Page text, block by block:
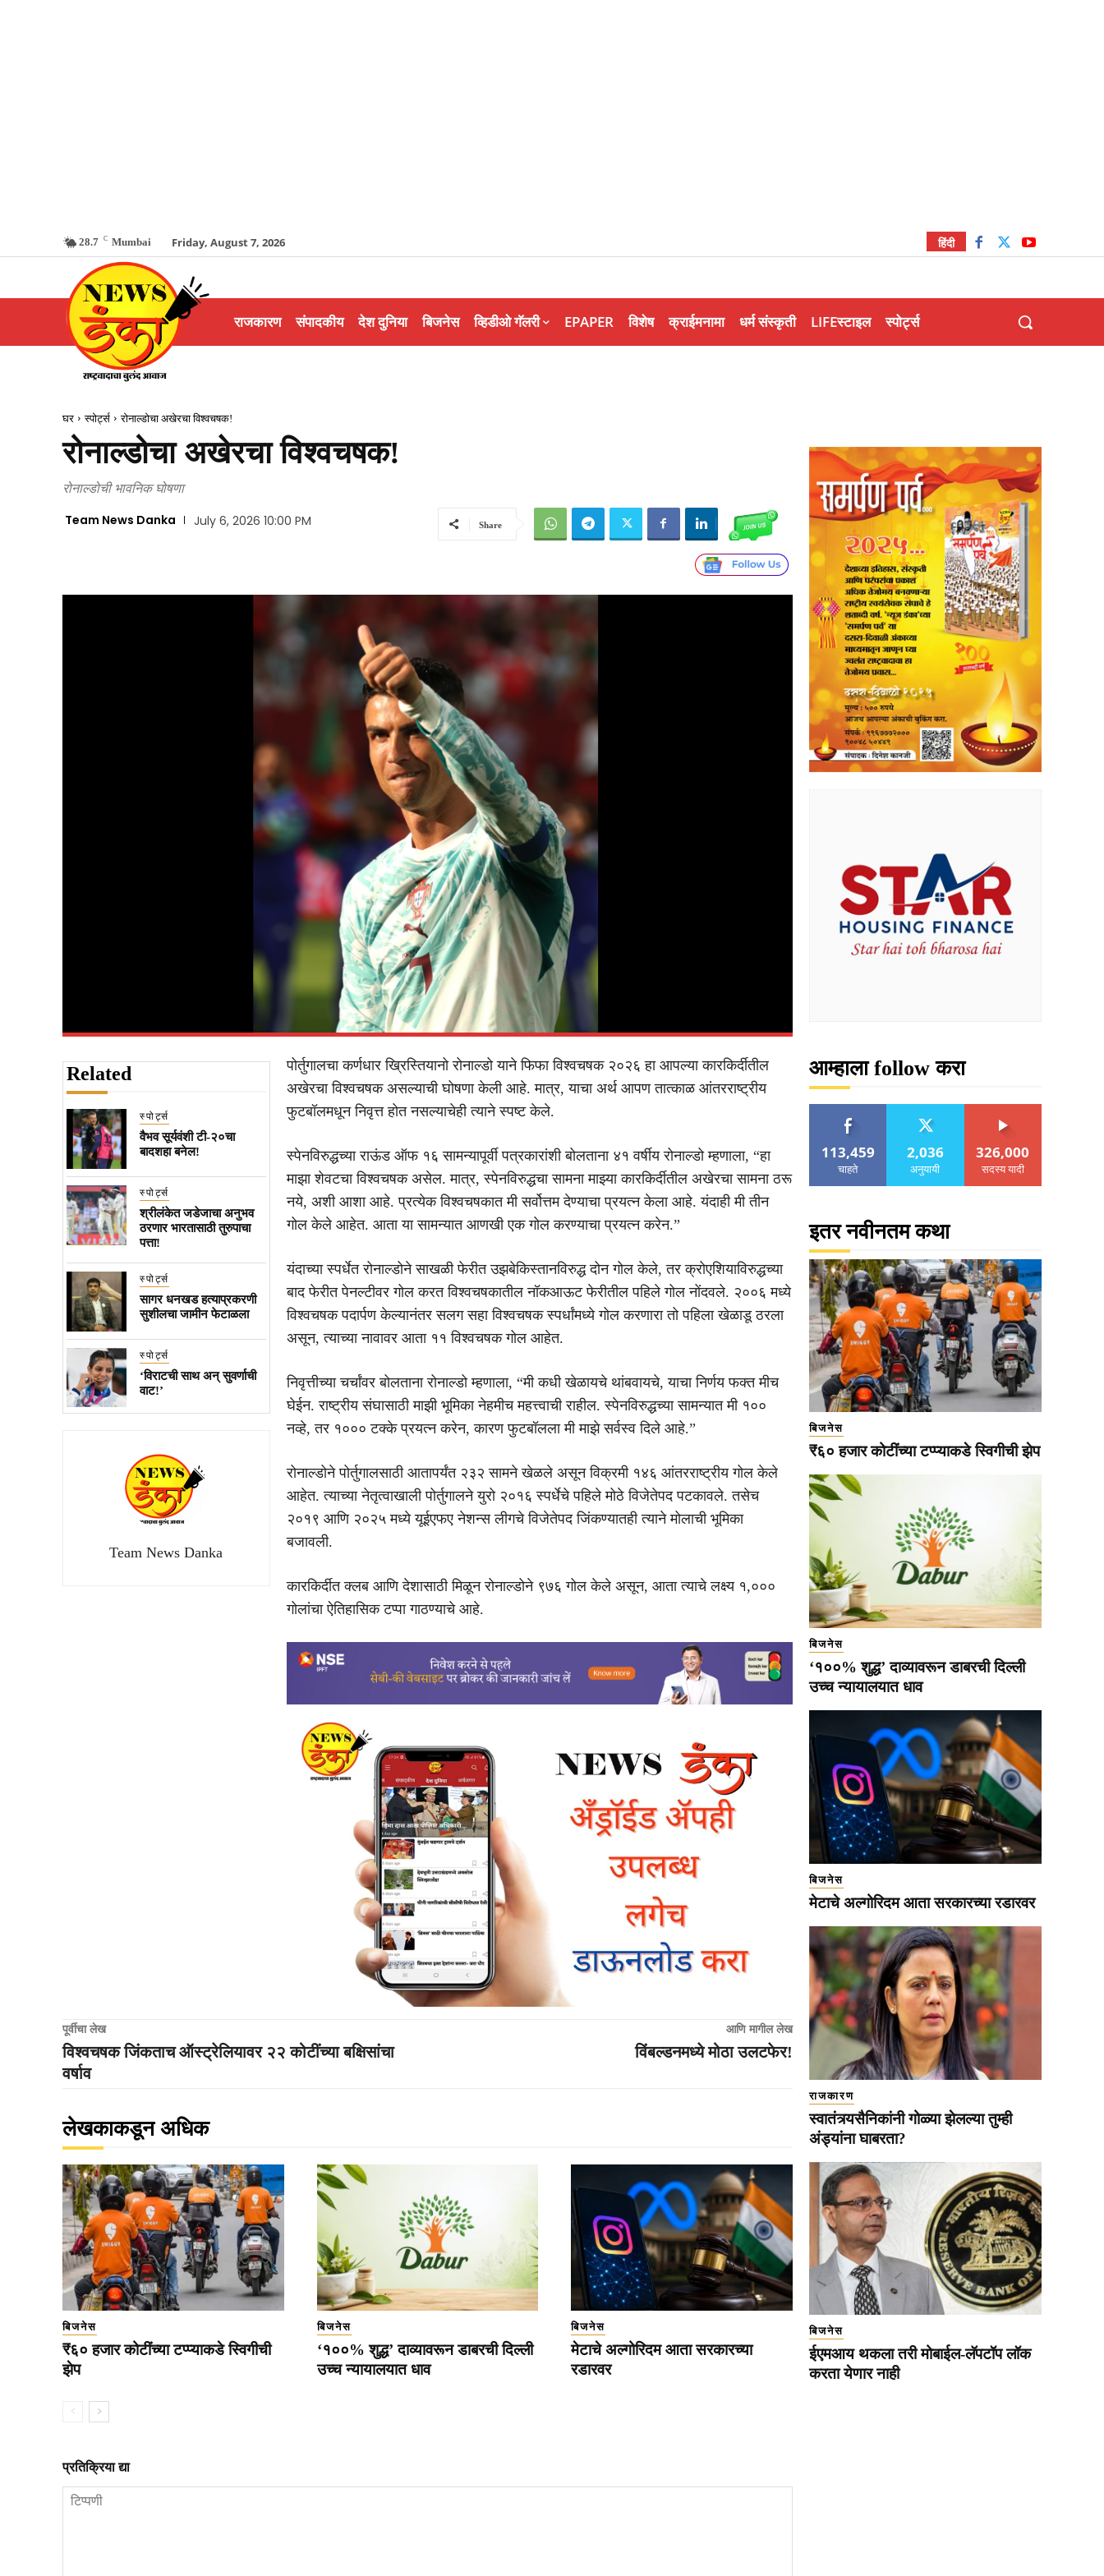
28.7 C Mumbai Friday, August 7, 2026 हिंदी
राजकारण संपादकीय देश दुनिया बिजनेस व्हिडीओ गॅलरी EPAPER विशेष क्राईमनामा धर्म संस्कृती LIFEस्टाइल स्पोर्ट्स
घर स्पोर्ट्स रोनाल्डोचा अखेरचा विश्वचषक!
रोनाल्डोचा अखेरचा विश्वचषक!
रोनाल्डोची भावनिक घोषणा
Team News Danka July 6, 2026 10:00 PM Share
Related
स्पोर्ट्स
वैभव सूर्यवंशी टी-२०चा
बादशहा बनेल!
स्पोर्ट्स
श्रीलंकेत जडेजाचा अनुभव
ठरणार भारतासाठी तुरुपाचा
पत्ता!
स्पोर्ट्स
सागर धनखड हत्याप्रकरणी
सुशीलचा जामीन फेटाळला
स्पोर्ट्स
‘विराटची साथ अन् सुवर्णाची
वाट!’
Team News Danka
पोर्तुगालचा कर्णधार ख्रिस्तियानो रोनाल्डो याने फिफा विश्वचषक २०२६ हा आपल्या कारकिर्दीतील
अखेरचा विश्वचषक असल्याची घोषणा केली आहे. मात्र, याचा अर्थ आपण तात्काळ आंतरराष्ट्रीय
फुटबॉलमधून निवृत्त होत नसल्याचेही त्याने स्पष्ट केले.
स्पेनविरुद्धच्या राऊंड ऑफ १६ सामन्यापूर्वी पत्रकारांशी बोलताना ४१ वर्षीय रोनाल्डो म्हणाला, “हा
माझा शेवटचा विश्वचषक असेल. मात्र, स्पेनविरुद्धचा सामना माझ्या कारकिर्दीतील अखेरचा सामना ठरू
नये, अशी आशा आहे. प्रत्येक विश्वचषकात मी सर्वोत्तम देण्याचा प्रयत्न केला आहे. यंदाही मी तीन
गोल केले आहेत. आता या सामन्यात आणखी एक गोल करण्याचा प्रयत्न करेन.”
यंदाच्या स्पर्धेत रोनाल्डोने साखळी फेरीत उझबेकिस्तानविरुद्ध दोन गोल केले, तर क्रोएशियाविरुद्धच्या
बाद फेरीत पेनल्टीवर गोल करत विश्वचषकातील नॉकआऊट फेरीतील पहिले गोल नोंदवले. २००६ मध्ये
विश्वचषक पदार्पण केल्यानंतर सलग सहा विश्वचषक स्पर्धांमध्ये गोल करणारा तो पहिला खेळाडू ठरला
असून, त्याच्या नावावर आता ११ विश्वचषक गोल आहेत.
निवृत्तीच्या चर्चांवर बोलताना रोनाल्डो म्हणाला, “मी कधी खेळायचे थांबवायचे, याचा निर्णय फक्त मीच
घेईन. राष्ट्रीय संघासाठी माझी भूमिका नेहमीच महत्त्वाची राहील. स्पेनविरुद्धच्या सामन्यात मी १००
नव्हे, तर १००० टक्के प्रयत्न करेन, कारण फुटबॉलला मी माझे सर्वस्व दिले आहे.”
रोनाल्डोने पोर्तुगालसाठी आतापर्यंत २३२ सामने खेळले असून विक्रमी १४६ आंतरराष्ट्रीय गोल केले
आहेत. त्याच्या नेतृत्वाखाली पोर्तुगालने युरो २०१६ स्पर्धेचे पहिले मोठे विजेतेपद पटकावले. तसेच
२०१९ आणि २०२५ मध्ये यूईएफए नेशन्स लीगचे विजेतेपद जिंकण्यातही त्याने मोलाची भूमिका
बजावली.
कारकिर्दीत क्लब आणि देशासाठी मिळून रोनाल्डोने ९७६ गोल केले असून, आता त्याचे लक्ष्य १,०००
गोलांचा ऐतिहासिक टप्पा गाठण्याचे आहे.
पूर्वीचा लेख
विश्वचषक जिंकताच ऑस्ट्रेलियावर २२ कोटींच्या बक्षिसांचा
वर्षाव
आणि मागील लेख
विंबल्डनमध्ये मोठा उलटफेर!
लेखकाकडून अधिक
बिजनेस
₹६० हजार कोटींच्या टप्प्याकडे स्विगीची
झेप
बिजनेस
‘१००% शुद्ध’ दाव्यावरून डाबरची दिल्ली
उच्च न्यायालयात धाव
बिजनेस
मेटाचे अल्गोरिदम आता सरकारच्या
रडारवर
प्रतिक्रिया द्या
आम्हाला follow करा
113,459
चाहते
2,036
अनुयायी
326,000
सदस्य यादी
इतर नवीनतम कथा
बिजनेस
₹६० हजार कोटींच्या टप्प्याकडे स्विगीची झेप
बिजनेस
‘१००% शुद्ध’ दाव्यावरून डाबरची दिल्ली
उच्च न्यायालयात धाव
बिजनेस
मेटाचे अल्गोरिदम आता सरकारच्या रडारवर
राजकारण
स्वातंत्र्यसैनिकांनी गोळ्या झेलल्या तुम्ही
अंड्यांना घाबरता?
बिजनेस
ईएमआय थकला तरी मोबाईल-लॅपटॉप लॉक
करता येणार नाही